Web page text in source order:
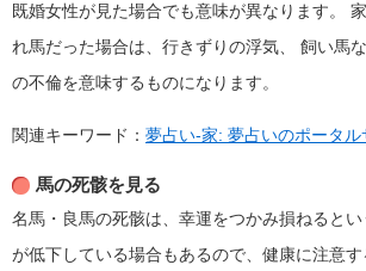
既婚女性が見た場合でも意味が異なります。
れ馬だった場合は、行きずりの浮気、
飼い馬
の不倫を意味するものになります。
関連キーワード： 夢占い-家: 夢占いのポータ
馬の死骸を見る
名馬・良馬の死骸は、幸運をつかみ損ねるとい
が低下している場合もあるので、健康に注意す